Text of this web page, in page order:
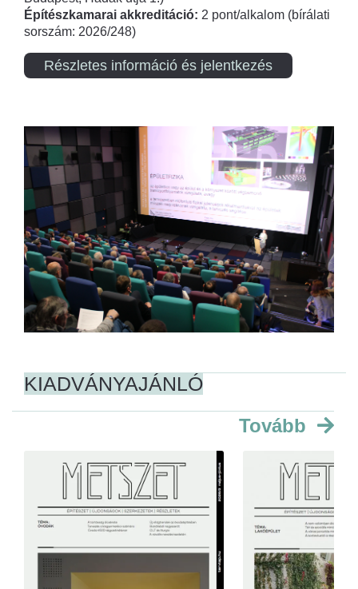
Építészkamarai akkreditáció: 2 pont/alkalom (bírálati
sorszám: 2026/248)
Részletes információ és jelentkezés
KIADVÁNYAJÁNLÓ
Tovább